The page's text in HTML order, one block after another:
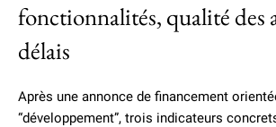
fonctionnalités, qualité des
délais
Après une annonce de financement
“développement”, trois indicateurs